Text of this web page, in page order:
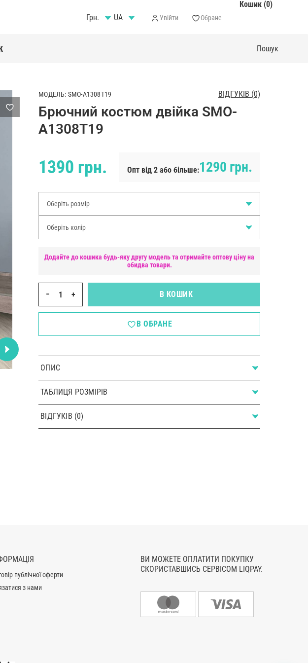
Грн. Увійти Обране
Кошик (0)
МОДЕЛЬ: SMO-A1308T19 ВІДГУКІВ (0)
Брючний костюм двійка SMO-
A1308T19
1390 грн. Опт від 2 або більше:1290 грн.
Оберіть розмір
Оберіть колір
Додайте до кошика будь-яку другу модель та отримайте оптову ціну на
обидва товари.
− + В КОШИК
В ОБРАНЕ
ОПИС
ТАБЛИЦЯ РОЗМІРІВ
ВІДГУКІВ (0)
публічної оферти
з нами
ВИ МОЖЕТЕ ОПЛАТИТИ ПОКУПКУ
СКОРИСТАВШИСЬ СЕРВІСОМ LIQPAY.